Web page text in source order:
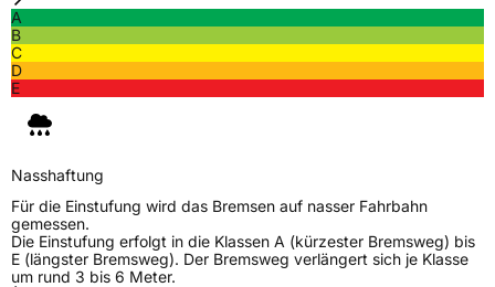
SchlauchtypTL
ZustandNeureifen
Nasshaftung B
A
B
C
D
E
Nasshaftung
Für die Einstufung wird das Bremsen auf nasser Fahrbahn
gemessen.
Die Einstufung erfolgt in die Klassen A (kürzester Bremsweg) bis
E (längster Bremsweg). Der Bremsweg verlängert sich je Klasse
um rund 3 bis 6 Meter.